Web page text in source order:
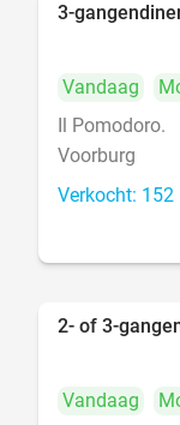
food
3-
Vandaag
Il Pomodoro.
Voorburg
Verkocht: 152
2- of 3-
Vandaag